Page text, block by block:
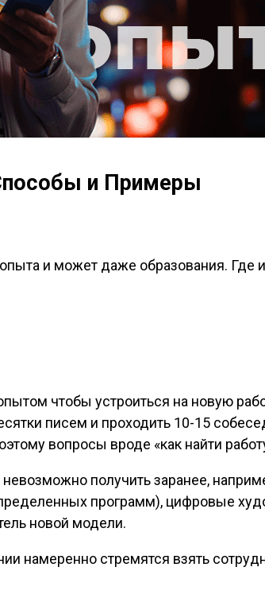
и Примеры
и может даже образования. Где
чтобы устроиться на новую
писем и проходить 10-15
вопросы вроде «как найти
получить заранее,
программ), цифровые
новой модели.
намеренно стремятся взять